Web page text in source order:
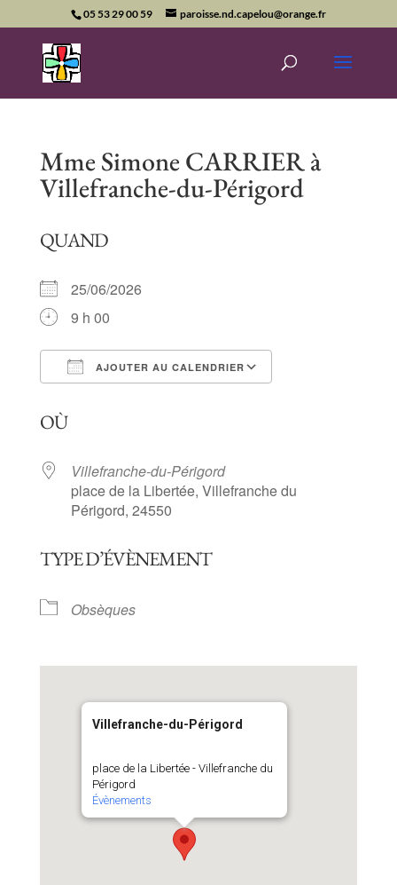
05 53 29 00 59 paroisse.nd.capelou@orange.fr
Mme Simone CARRIER à
Villefranche-du-Périgord
QUAND
25/06/2026
9 h 00
AJOUTER AU CALENDRIER
OÙ
Villefranche-du-Périgord
place de la Libertée, Villefranche du
Périgord, 24550
TYPE D’ÉVÈNEMENT
Obsèques
Villefranche-du-Périgord
place de la Libertée - Villefranche du
Périgord
Évènements